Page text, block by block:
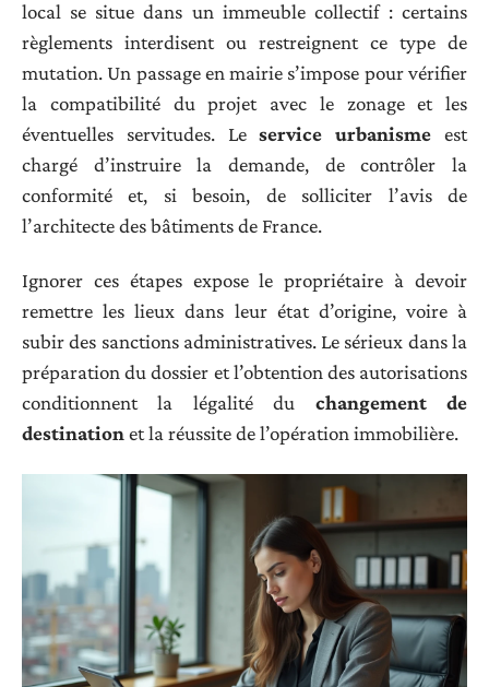
local se situe dans un immeuble collectif : certains
règlements interdisent ou restreignent ce type de
mutation. Un passage en mairie s’impose pour vérifier
la compatibilité du projet avec le zonage et les
éventuelles servitudes. Leservice urbanisme est
chargé d’instruire la demande, de contrôler la
conformité et, si besoin, de solliciter l’avis de
l’architecte des bâtiments de France.
Ignorer ces étapes expose le propriétaire à devoir
remettre les lieux dans leur état d’origine, voire à
subir des sanctions administratives. Le sérieux dans la
préparation du dossier et l’obtention des autorisations
conditionnent la légalité du changement de
destinationet la réussite de l’opération immobilière.